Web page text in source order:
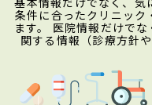
条件に合ったクリニック
ます。 医院情報だけで
関する情報（診療方針